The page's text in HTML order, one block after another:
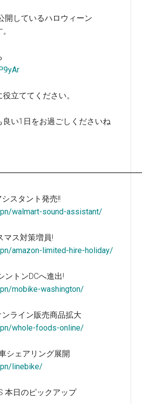
開しているハロウィーン
立ててください。
良い1日をお過ごしくださいね
スタント発売!!
walmart-sound-assistant/
マス対策増員!
amazon-limited-hire-holiday/
ントンDCへ進出!
mobike-washington/
ライン販売商品拡大
whole-foods-online/
シェアリング展開
linebike/
本日のピックアップ